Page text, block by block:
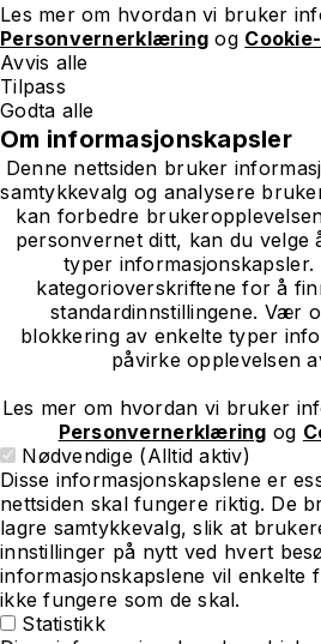
Les mer om hvordan vi bruker
Personvernerklæring og
Avvis alle
Tilpass
Godta alle
Om informasjonskapsler
Denne nettsiden bruker
samtykkevalg og analysere
kan forbedre
personvernet ditt, kan du velge
typer informasjonskapsler.
kategorioverskriftene for å
standardinnstillingene. Vær
blokkering av enkelte typer
påvirke opplevelsen
Les mer om hvordan vi bruker
Personvernerklæring og
Nødvendige (Alltid aktiv)
Disse informasjonskapslene er
nettsiden skal fungere riktig. De
lagre samtykkevalg, slik at
innstillinger på nytt ved hvert
informasjonskapslene vil enkelte
ikke fungere som de skal.
Statistikk